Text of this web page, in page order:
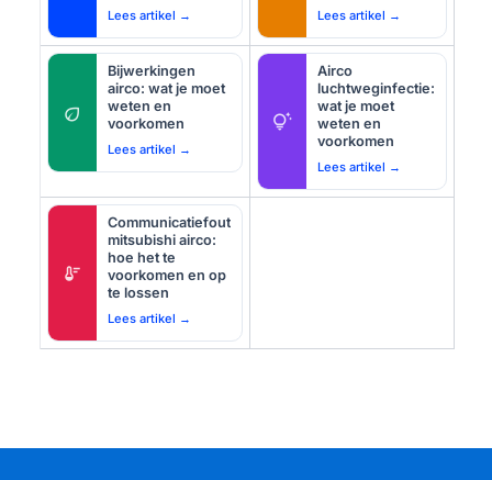
Lees artikel → Lees artikel →
eco
Bijwerkingen
airco: wat je moet
weten en
voorkomen
Lees artikel →
tips_and_updates
Airco
luchtweginfectie:
wat je moet
weten en
voorkomen
Lees artikel →
thermostat
Communicatiefout
mitsubishi airco:
hoe het te
voorkomen en op
te lossen
Lees artikel →